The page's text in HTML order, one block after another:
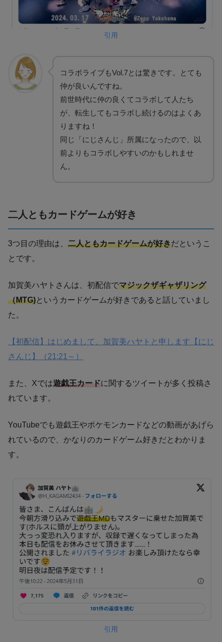
引用
コラボライブもVol.7とは驚きです。とても
仲が良いんですね。
前世時代に仲の良くてコラボして人たち
が、転生してもコラボし続けるのはよくあ
りますね！
同じ「にじさんじ」所属になったので、以
前よりもコラボしやすいのかもしれませ
ん。
二人ともカードゲームが好き
3つ目の理由は、 二人ともカードゲームが好きだというこ
とです。
加賀美ハヤトさんは、初配信でマジックザギャザリング
（MTG)というカードゲームが好きであると話していまし
た。
【初配信】はじめまして、加賀美ハヤトと申します【にじ
さんじ】（21:21～）
また、Xでは遊戯王カードに関するツイートが多く投稿さ
れています。
YouTubeでも遊戯王やポケモンカードなどの動画があげら
れているので、かなりのカードゲーム好きだとわかりま
す。
引用